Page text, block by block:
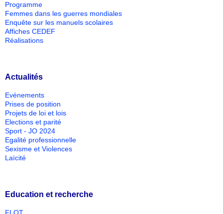
Programme
Femmes dans les guerres mondiales
Enquête sur les manuels scolaires
Affiches CEDEF
Réalisations
Actualités
Evénements
Prises de position
Projets de loi et lois
Elections et parité
Sport - JO 2024
Egalité professionnelle
Sexisme et Violences
Laïcité
Education et recherche